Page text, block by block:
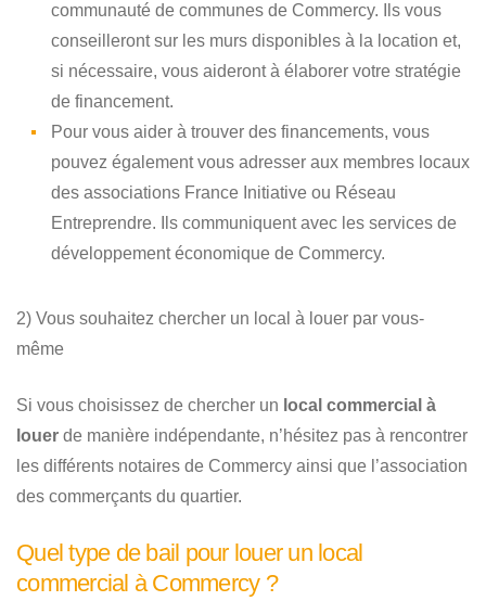
communauté de communes de Commercy. Ils vous
conseilleront sur les murs disponibles à la location et,
si nécessaire, vous aideront à élaborer votre stratégie
de financement.
Pour vous aider à trouver des financements, vous
pouvez également vous adresser aux membres locaux
des associations France Initiative ou Réseau
Entreprendre. Ils communiquent avec les services de
développement économique de Commercy.
2) Vous souhaitez chercher un local à louer par vous-
même
Si vous choisissez de chercher un local commercial à
louer de manière indépendante, n’hésitez pas à rencontrer
les différents notaires de Commercy ainsi que l’association
des commerçants du quartier.
Quel type de bail pour louer un local
commercial à Commercy ?